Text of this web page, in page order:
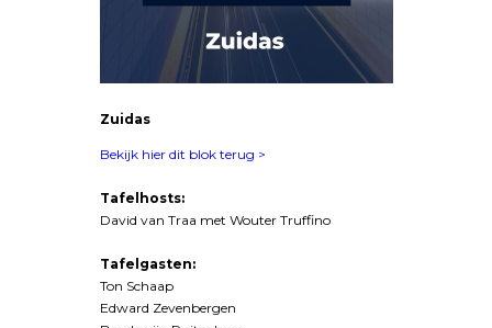
Zuidas
Bekijk hier dit blok terug >
Tafelhosts:
David van Traa met Wouter Truffino
Tafelgasten:
Ton Schaap
Edward Zevenbergen